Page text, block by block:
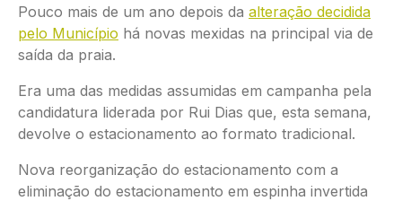
Pouco mais de um ano depois da alteração decidida
pelo Município há novas mexidas na principal via de
saída da praia.
Era uma das medidas assumidas em campanha pela
candidatura liderada por Rui Dias que, esta semana,
devolve o estacionamento ao formato tradicional.
Nova reorganização do estacionamento com a
eliminação do estacionamento em espinha invertida